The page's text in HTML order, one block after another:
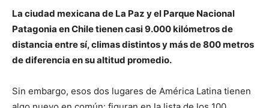
La ciudad mexicana de La Paz y el Parque Nacional
Patagonia en Chile tienen casi 9.000 kilómetros de
distancia entre sí, climas distintos y más de 800 metros
de diferencia en su altitud promedio.
Sin embargo, esos dos lugares de América Latina tienen